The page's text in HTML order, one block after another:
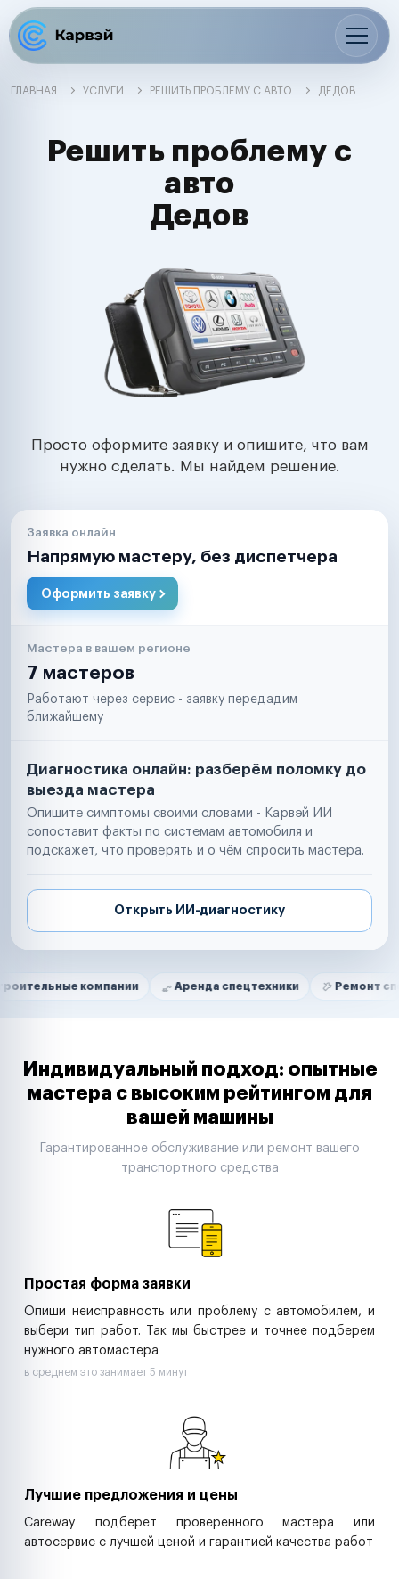
ГЛАВНАЯ УСЛУГИ РЕШИТЬ ПРОБЛЕМУ С АВТО ДЕДОВ
Решить проблему с
авто
Дедов
Просто оформите заявку и опишите, что вам
нужно сделать. Мы найдем решение.
Заявка онлайн
Напрямую мастеру, без диспетчера
Оформить заявку
Мастера в вашем регионе
7 мастеров
Работают через сервис - заявку передадим
ближайшему
Диагностика онлайн: разберём поломку до
выезда мастера
Опишите симптомы своими словами - Карвэй ИИ
сопоставит факты по системам автомобиля и
подскажет, что проверять и о чём спросить мастера.
Открыть ИИ-диагностику
Нам доверяют
компании Аренда спецтехники Ремонт спецтехники
Маркетплейсы
Таксопарки
Автодилеры
Строительные компании
Аренда спецтехники
Индивидуальный подход: опытные
мастера с высоким рейтингом для
вашей машины
Гарантированное обслуживание или ремонт вашего
транспортного средства
Простая форма заявки
Опиши неисправность или проблему с автомобилем, и
выбери тип работ. Так мы быстрее и точнее подберем
нужного автомастера
в среднем это занимает 5 минут
Лучшие предложения и цены
Careway подберет проверенного мастера или
автосервис с лучшей ценой и гарантией качества работ